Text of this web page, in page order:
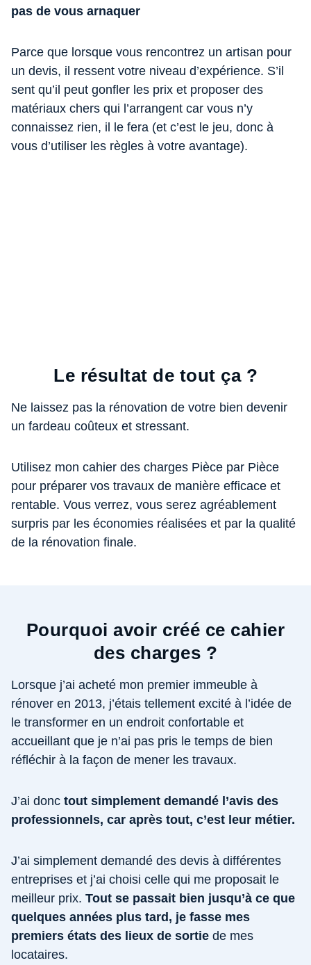
pas de vous arnaquer
Parce que lorsque vous rencontrez un artisan pour
un devis, il ressent votre niveau d’expérience. S’il
sent qu’il peut gonfler les prix et proposer des
matériaux chers qui l’arrangent car vous n’y
connaissez rien, il le fera (et c’est le jeu, donc à
vous d’utiliser les règles à votre avantage).
Le résultat de tout ça ?
Ne laissez pas la rénovation de votre bien devenir
un fardeau coûteux et stressant.
Utilisez mon cahier des charges Pièce par Pièce
pour préparer vos travaux de manière efficace et
rentable. Vous verrez, vous serez agréablement
surpris par les économies réalisées et par la qualité
de la rénovation finale.
Pourquoi avoir créé ce cahier
des charges ?
Lorsque j’ai acheté mon premier immeuble à
rénover en 2013, j’étais tellement excité à l’idée de
le transformer en un endroit confortable et
accueillant que je n’ai pas pris le temps de bien
réfléchir à la façon de mener les travaux.
J’ai donc tout simplement demandé l’avis des
professionnels, car après tout, c’est leur métier.
J’ai simplement demandé des devis à différentes
entreprises et j’ai choisi celle qui me proposait le
meilleur prix. Tout se passait bien jusqu’à ce que
quelques années plus tard, je fasse mes
premiers états des lieux de sortie de mes
locataires.